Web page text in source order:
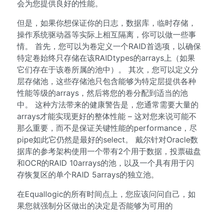
会为您提供良好的性能。
但是，如果你想保证你的日志，数据库，临时存储，
操作系统驱动器等实际上相互隔离，你可以做一些事
情。 首先，您可以为卷定义一个RAID首选项，以确保
特定卷始终只存储在该RAIDtypes的arrays上（如果
它们存在于该卷所属的池中）。 其次，您可以定义分
层存储池，这些存储池只包含能够为特定层提供各种
性能等级的arrays，然后将您的卷分配到适当的池
中。 这种方法带来的健康警告是，您通常需要大量的
arrays才能实现更好的整体性能 – 这对您来说可能不
那么重要，而不是保证关键性能的performance，尽
pipe如此它仍然是最好的select。 戴尔针对Oracle数
据库的参考架构使用一个带有2个用于数据，投票磁盘
和OCR的RAID 10arrays的池，以及一个具有用于闪
存恢复区的单个RAID 5arrays的独立池。
在Equallogic的所有时间点上，您应该问问自己，如
果您就强制分区做出的决定是否能够为可用的